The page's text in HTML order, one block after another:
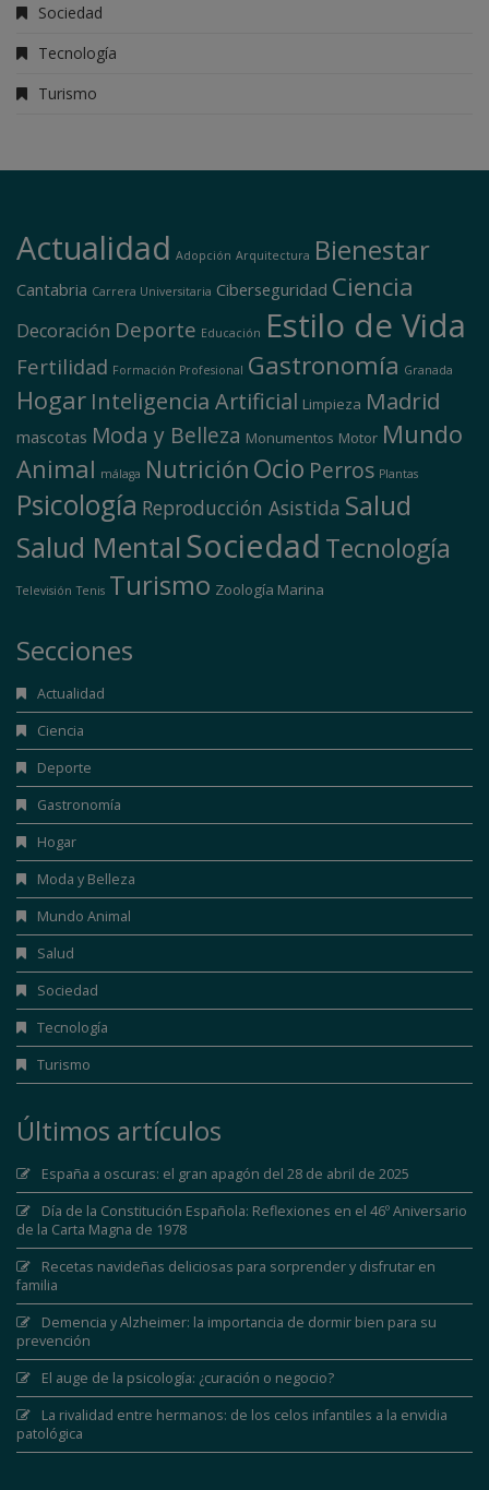
Sociedad
Tecnología
Turismo
Actualidad Adopción Arquitectura Bienestar
Cantabria Carrera Universitaria Ciberseguridad Ciencia
Decoración Deporte Educación Estilo de Vida
Fertilidad Formación Profesional Gastronomía Granada
Hogar Inteligencia Artificial Limpieza Madrid
mascotas Moda y Belleza Monumentos Motor Mundo
Animal málaga Nutrición Ocio Perros Plantas
Psicología Reproducción Asistida Salud
Salud Mental Sociedad Tecnología
Televisión Tenis Turismo Zoología Marina
Secciones
Actualidad
Ciencia
Deporte
Gastronomía
Hogar
Moda y Belleza
Mundo Animal
Salud
Sociedad
Tecnología
Turismo
Últimos artículos
España a oscuras: el gran apagón del 28 de abril de 2025
Día de la Constitución Española: Reflexiones en el 46º Aniversario
de la Carta Magna de 1978
Recetas navideñas deliciosas para sorprender y disfrutar en
familia
Demencia y Alzheimer: la importancia de dormir bien para su
prevención
El auge de la psicología: ¿curación o negocio?
La rivalidad entre hermanos: de los celos infantiles a la envidia
patológica